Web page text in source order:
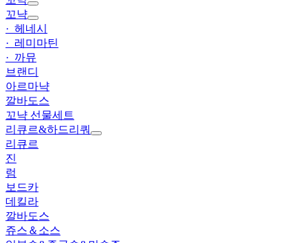
꼬냑
· 헤네시
· 레미마틴
· 까뮤
브랜디
아르마냑
깔바도스
꼬냑 선물세트
리큐르&하드리쿼
리큐르
진
럼
보드카
데킬라
깔바도스
쥬스＆소스